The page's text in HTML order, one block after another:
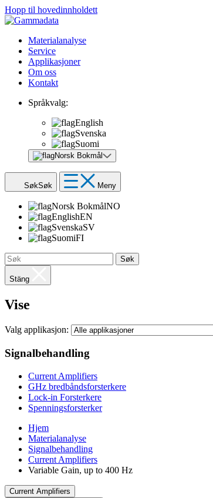
Hopp til hovedinnholdett
Materialanalyse
Service
Applikasjoner
Om oss
Kontakt
Språkvalg:
English
Svenska
Suomi
Norsk Bokmål
SøkSøk Meny
Norsk BokmålNO
EnglishEN
SvenskaSV
SuomiFI
Søk
Stäng
Vise
Valg applikasjon:
Signalbehandling
Current Amplifiers
GHz bredbåndsforsterkere
Lock-in Forsterkere
Spenningsforsterker
Hjem
Materialanalyse
Signalbehandling
Current Amplifiers
Variable Gain, up to 400 Hz
Current Amplifiers